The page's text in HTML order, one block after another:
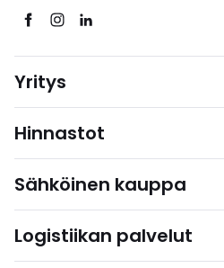
Yritys
Hinnastot
Sähköinen kauppa
Logistiikan palvelut